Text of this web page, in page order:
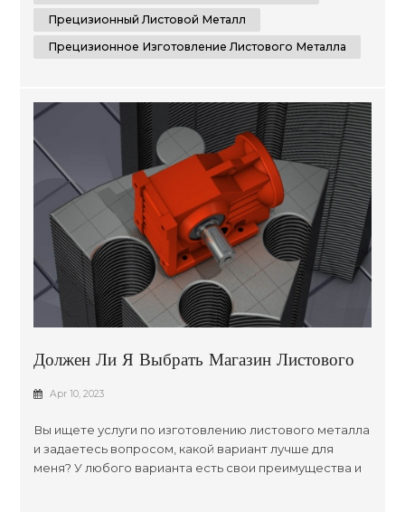
Прецизионный Листовой Металл
Прецизионное Изготовление Листового Металла
Должен Ли Я Выбрать Магазин Листового
Металла Рядом Со Мной Или Интернет-
Apr 10, 2023
Вы ищете услуги по изготовлению листового металла
и задаетесь вопросом, какой вариант лучше для
меня? У любого варианта есть свои преимущества и